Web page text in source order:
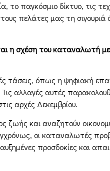
το παγκόσµιο δίκτυο, τις
πελάτες µας τη
η σχέση του καταναλωτή
τάσεις, όπως η ψηφιακή
αλλαγές αυτές
αρχές Δεκεµβρίου.
και αναζητούν
οι καταναλωτές
προσδοκίες και